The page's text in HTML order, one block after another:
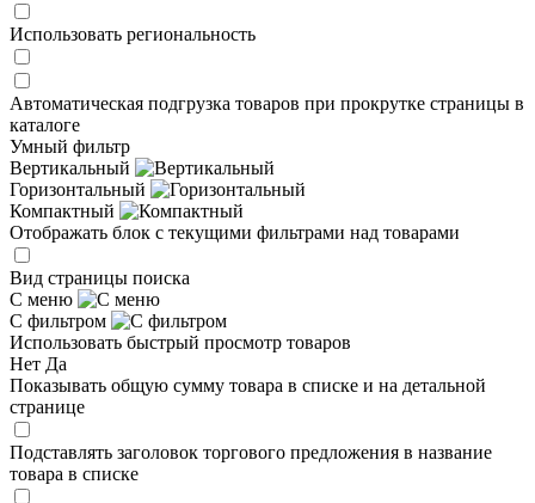
Использовать региональность
Автоматическая подгрузка товаров при прокрутке страницы в
каталоге
Умный фильтр
Вертикальный
Горизонтальный
Компактный
Отображать блок с текущими фильтрами над товарами
Вид страницы поиска
С меню
С фильтром
Использовать быстрый просмотр товаров
Нет Да
Показывать общую сумму товара в списке и на детальной
странице
Подставлять заголовок торгового предложения в название
товара в списке